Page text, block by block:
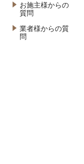
お施主様からの
質問
業者様からの質
問